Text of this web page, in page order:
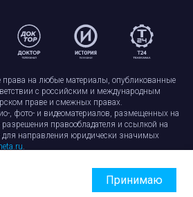
на любые материалы, опубликованные
с российским и международным
праве и смежных правах.
, фото- и видеоматериалов, размещенных на
разрешения правообладателя и ссылкой на
для направления юридически значимых
.
файлами
Обработка персональных данных
Принимаю